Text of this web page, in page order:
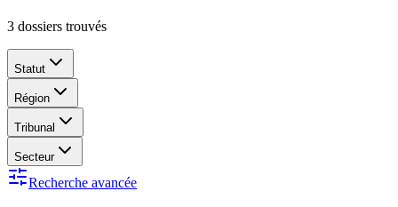
3 dossiers trouvés
Statut
Région
Tribunal
Secteur
Recherche avancée